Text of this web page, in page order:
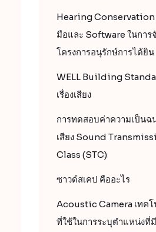
Hearing Conservation
มือและ Software ในการ
โครงการอนุรักษ์การได้ยิน
WELL Building
เรื่องเสียง
การทดสอบค่าความเป็นฉ
เสียง Sound
Class (STC)
ซาวด์สเคป คืออะไร
Acoustic Camera เทคโ
ที่ใช้ในการระบุตำแหน่งที่มี